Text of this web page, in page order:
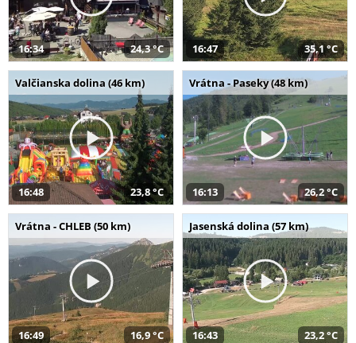
16:34 24,3 °C 16:47 35,1 °C
Valčianska dolina (46 km)
16:48 23,8 °C
Vrátna - Paseky (48 km)
16:13 26,2 °C
Vrátna - CHLEB (50 km)
16:49 16,9 °C
Jasenská dolina (57 km)
16:43 23,2 °C